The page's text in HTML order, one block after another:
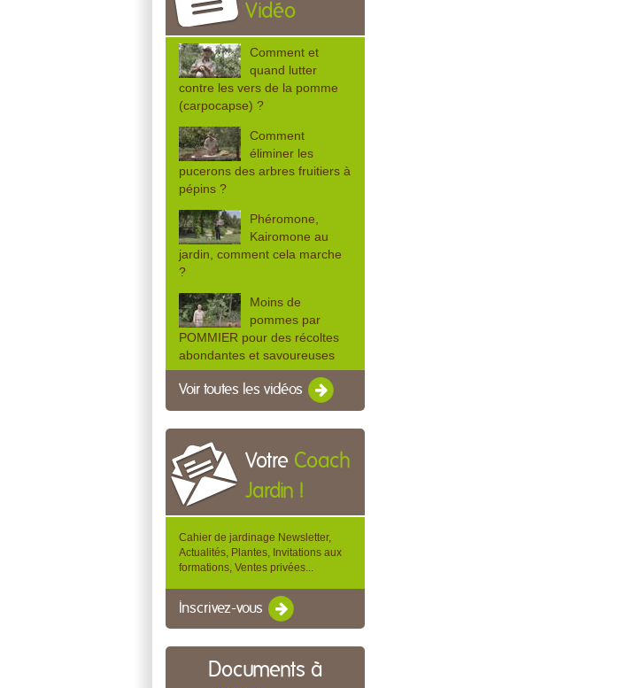
Vidéo
Comment et
quand lutter
contre les vers de la pomme
(carpocapse) ?
Comment
éliminer les
pucerons des arbres fruitiers à
pépins ?
Phéromone,
Kairomone au
jardin, comment cela marche
?
Moins de
pommes par
POMMIER pour des récoltes
abondantes et savoureuses
Voir toutes les vidéos
Votre Coach
Jardin !
Cahier de jardinage Newsletter,
Actualités, Plantes, Invitations aux
formations, Ventes privées...
Inscrivez-vous
Documents à